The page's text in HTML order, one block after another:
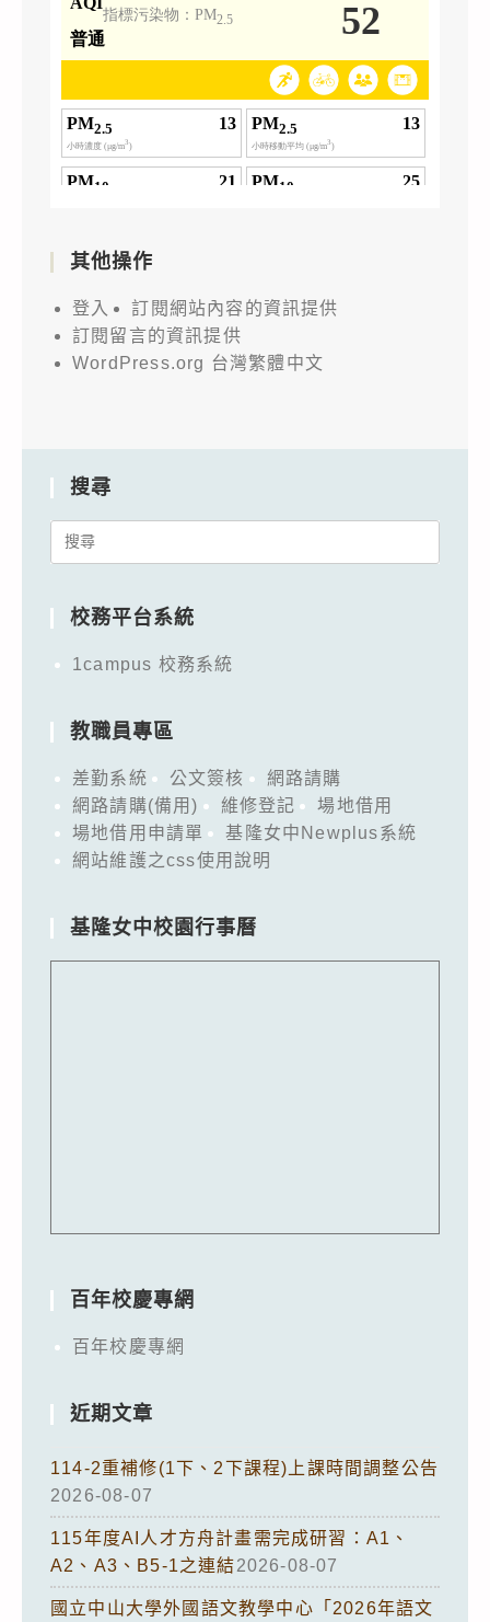
其他操作
登入
訂閱網站內容的資訊提供
訂閱留言的資訊提供
WordPress.org 台灣繁體中文
搜尋
Search
校務平台系統
1campus 校務系統
教職員專區
差勤系統 公文簽核
網路請購
網路請購(備用)
維修登記
場地借用
場地借用申請單
基隆女中Newplus系統
網站維護之css使用說明
基隆女中校園行事曆
百年校慶專網
百年校慶專網
近期文章
114-2重補修(1下、2下課程)上課時間調整公告
2026-08-07
115年度AI人才方舟計畫需完成研習：A1、
A2、A3、B5-1之連結2026-08-07
國立中山大學外國語文教學中心「2026年語文